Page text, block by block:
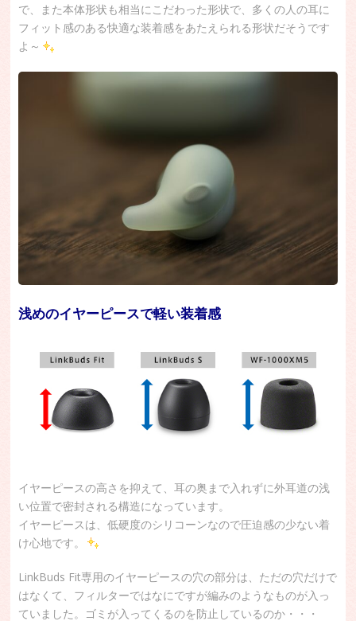
で、また本体形状も相当にこだわった形状で、多くの人の耳に
フィット感のある快適な装着感をあたえられる形状だそうです
よ～
浅めのイヤーピースで軽い装着感
イヤーピースの高さを抑えて、耳の奥まで入れずに外耳道の浅
い位置で密封される構造になっています。
イヤーピースは、低硬度のシリコーンなので圧迫感の少ない着
け心地です。
LinkBuds Fit専用のイヤーピースの穴の部分は、ただの穴だけで
はなくて、フィルターではなにですが編みのようなものが入っ
ていました。ゴミが入ってくるのを防止しているのか・・・